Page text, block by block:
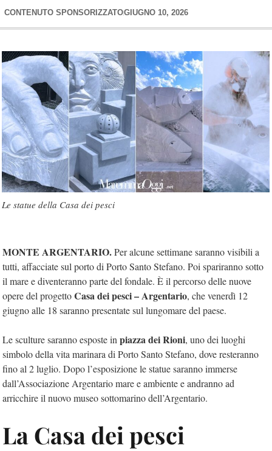
CONTENUTO SPONSORIZZATOGIUGNO 10, 2026
Le statue della Casa dei pesci
MONTE ARGENTARIO.Per alcune settimane saranno visibili a
tutti, affacciate sul porto di Porto Santo Stefano. Poi spariranno sotto
il mare e diventeranno parte del fondale. È il percorso delle nuove
opere del progettoCasa dei pesci – Argentario, che venerdì 12
giugno alle 18 saranno presentate sul lungomare del paese.
Le sculture saranno esposte in piazza dei Rioni, uno dei luoghi
simbolo della vita marinara di Porto Santo Stefano, dove resteranno
fino al 2 luglio. Dopo l’esposizione le statue saranno immerse
dall’Associazione Argentario mare e ambiente e andranno ad
arricchire il nuovo museo sottomarino dell’Argentario.
La Casa dei pesci